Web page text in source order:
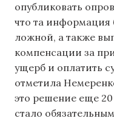
опубликовать
что та информация
ложной, а также
компенсации за
ущерб и оплатить
отметила
это решение еще
стало